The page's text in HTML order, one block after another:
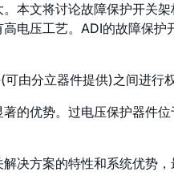
本文将讨论故障保护开关
电压工艺。ADI的故障保护
由分立器件提供)之间进行权
的优势。过电压保护器件
决方案的特性和系统优势